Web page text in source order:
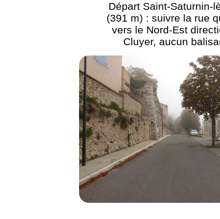
Départ Saint-Saturnin-
(391 m) : suivre la rue
vers le Nord-Est
Cluyer, aucun